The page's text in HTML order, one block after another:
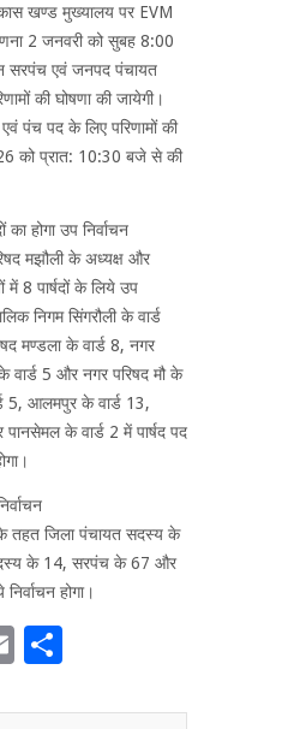
खण्ड मुख्यालय पर EVM
2 जनवरी को सुबह 8:00
सरपंच एवं जनपद पंचायत
की घोषणा की जायेगी।
पंच पद के लिए परिणामों की
को प्रात: 10:30 बजे से की
का होगा उप निर्वाचन
मझौली के अध्यक्ष और
में 8 पार्षदों के लिये उप
निगम सिंगरौली के वार्ड
मण्डला के वार्ड 8, नगर
वार्ड 5 और नगर परिषद मौ के
5, आलमपुर के वार्ड 13,
के वार्ड 2 में पार्षद पद
के तहत जिला पंचायत सदस्य के
के 14, सरपंच के 67 और
होगा।
Email